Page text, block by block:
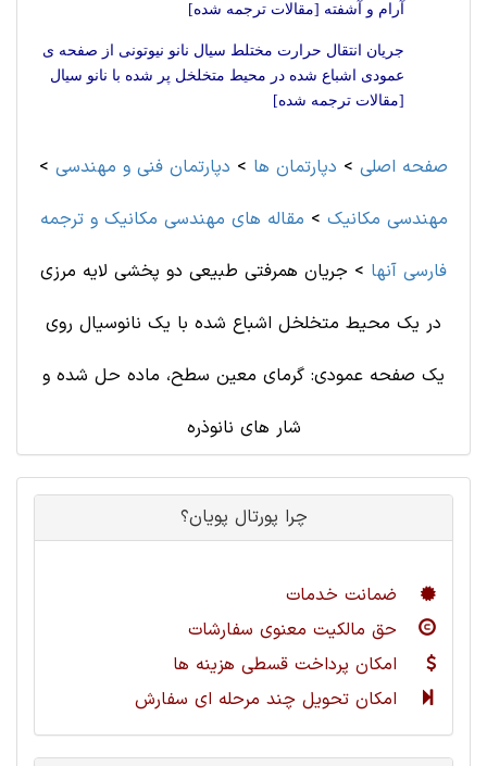
آرام و آشفته [مقالات ترجمه شده]
جریان انتقال حرارت مختلط سیال نانو نیوتونی از صفحه ی
عمودی اشباع شده در محیط متخلخل پر شده با نانو سیال
[مقالات ترجمه شده]
صفحه اصلی > دپارتمان ها > دپارتمان فنی و مهندسی >
مهندسی مکانیک > مقاله های مهندسی مکانیک و ترجمه
فارسی آنها > جریان همرفتی طبیعی دو پخشی لایه مرزی
در یک محیط متخلخل اشباع شده با یک نانوسیال روی
یک صفحه عمودی: گرمای معین سطح، ماده حل شده و
شار های نانوذره
چرا پورتال پویان؟
ضمانت خدمات
حق مالکیت معنوی سفارشات
امکان پرداخت قسطی هزینه ها
امکان تحویل چند مرحله ای سفارش